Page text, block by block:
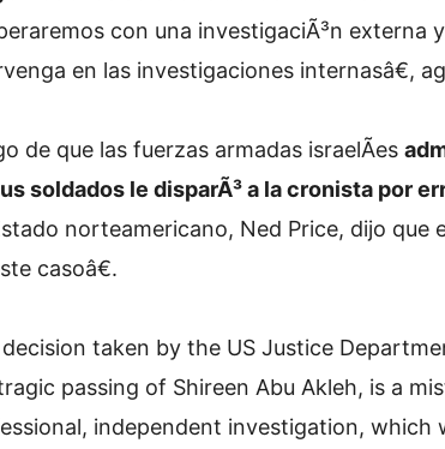
con una investigaciÃ³n externa
en las investigaciones internasâ€,
de que las fuerzas armadas israelÃ­es
soldados le disparÃ³ a la cronista por
norteamericano, Ned Price, dijo
casoâ€.
taken by the US Justice
passing of Shireen Abu Akleh, is a
independent investigation, which